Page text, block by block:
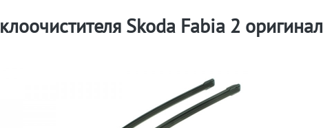
Skoda Fabia 2 оригинал